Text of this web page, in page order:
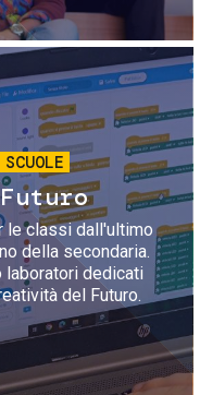
le classi dall'ultimo
della secondaria.
laboratori dedicati
del Futuro.